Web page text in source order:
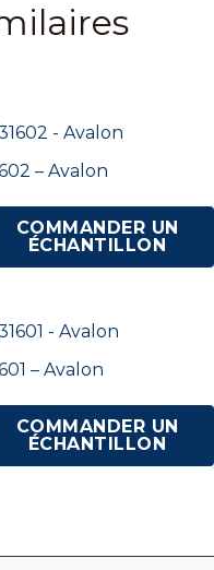
– Avalon
COMMANDER UN
ÉCHANTILLON
– Avalon
COMMANDER UN
ÉCHANTILLON